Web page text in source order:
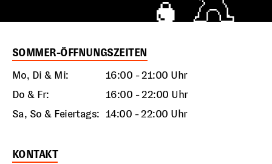
SOMMER-ÖFFNUNGSZEITEN
Mo, Di & Mi:
16:00 - 21:00 Uhr
Do & Fr:
16:00 - 22:00 Uhr
Sa, So & Feiertags: 14:00 - 22:00 Uhr
KONTAKT